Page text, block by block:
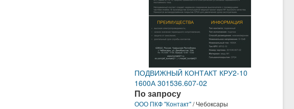
ПОДВИЖНЫЙ КОНТАКТ КРУ2-10
1600А 301536.607-02
По запросу
ООО ПКФ "Контакт"/ Чебоксары